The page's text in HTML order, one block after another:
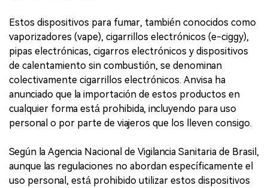
Estos dispositivos para fumar, también conocidos como
vaporizadores (vape), cigarrillos electrónicos (e-ciggy),
pipas electrónicas, cigarros electrónicos y dispositivos
de calentamiento sin combustión, se denominan
colectivamente cigarrillos electrónicos. Anvisa ha
anunciado que la importación de estos productos en
cualquier forma está prohibida, incluyendo para uso
personal o por parte de viajeros que los lleven consigo.
Según la Agencia Nacional de Vigilancia Sanitaria de Brasil,
aunque las regulaciones no abordan específicamente el
uso personal, está prohibido utilizar estos dispositivos